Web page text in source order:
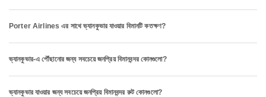
Porter Airlines এর সাথে ভ্যানকুভার যাওয়ার বিমানটি কতক্ষণ?
ভ্যানকুভার-এ পৌঁছানোর জন্য সবচেয়ে জনপ্রিয় বিমানবন্দর কোনগুলো?
ভ্যানকুভার যাওয়ার জন্য সবচেয়ে জনপ্রিয় বিমানবন্দর রুট কোনগুলো?